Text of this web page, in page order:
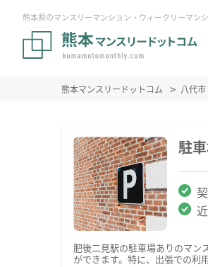
熊本県のマンスリーマンション・ウィークリーマン
熊本マンスリードットコム 八代市
駐
肥後二見駅の駐車場ありのマン
ができます。特に、出張での利